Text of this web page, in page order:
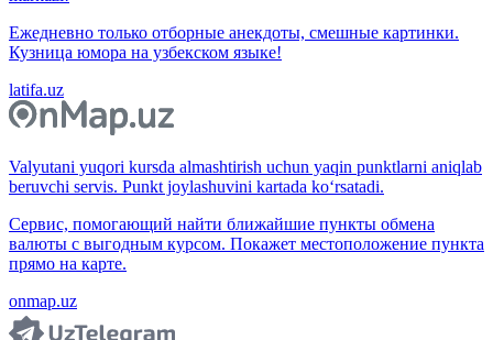
Ежедневно только отборные анекдоты, смешные картинки.
Кузница юмора на узбекском языке!
latifa.uz
Valyutani yuqori kursda almashtirish uchun yaqin punktlarni aniqlab
beruvchi servis. Punkt joylashuvini kartada ko‘rsatadi.
Сервис, помогающий найти ближайшие пункты обмена
валюты с выгодным курсом. Покажет местоположение пункта
прямо на карте.
onmap.uz